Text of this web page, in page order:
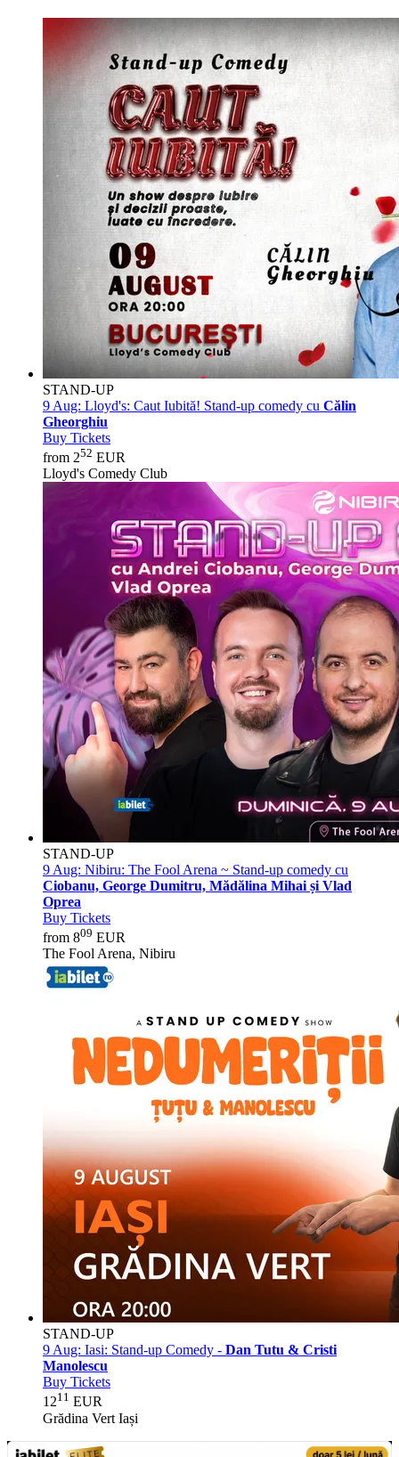
STAND-UP
9 Aug: Lloyd's: Caut Iubită! Stand-up comedy cu Călin
Gheorghiu
Buy Tickets
from 252 EUR
Lloyd's Comedy Club
STAND-UP
9 Aug: Nibiru: The Fool Arena ~ Stand-up comedy cu
Ciobanu, George Dumitru, Mădălina Mihai și Vlad
Oprea
Buy Tickets
from 809 EUR
The Fool Arena, Nibiru
STAND-UP
9 Aug: Iasi: Stand-up Comedy - Dan Tutu & Cristi
Manolescu
Buy Tickets
1211 EUR
Grădina Vert Iași